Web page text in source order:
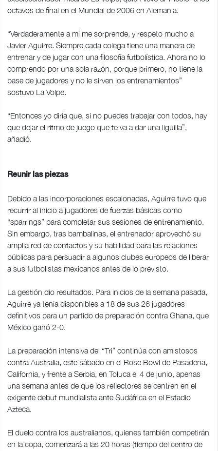
octavos de final en el Mundial de 2006 en Alemania.
“Verdaderamente a mí me sorprende, y respeto mucho a
Javier Aguirre. Siempre cada colega tiene una manera de
entrenar y de jugar con una filosofía futbolística. Ahora no lo
comprendo por una sola razón, porque primero, no tiene la
base de jugadores y no le sirven los entrenamientos”
sostuvo La Volpe.
“Entonces yo diría que, si no puedes trabajar con todos, hay
que dejar el ritmo de juego que te va a dar una liguilla”,
añadió.
Reunir las piezas
Debido a las incorporaciones escalonadas, Aguirre tuvo que
recurrir al inicio a jugadores de fuerzas básicas como
“sparrings” para completar sus sesiones de entrenamiento.
Sin embargo, tras bambalinas, el entrenador aprovechó su
amplia red de contactos y su habilidad para las relaciones
públicas para persuadir a algunos clubes europeos de liberar
a sus futbolistas mexicanos antes de lo previsto.
La gestión dio resultados. Para inicios de la semana pasada,
Aguirre ya tenía disponibles a 18 de sus 26 jugadores
definitivos para un partido de preparación contra Ghana, que
México ganó 2-0.
La preparación intensiva del “Tri” continúa con amistosos
contra Australia, este sábado en el Rose Bowl de Pasadena,
California, y frente a Serbia, en Toluca el 4 de junio, apenas
una semana antes de que los reflectores se centren en el
exigente debut mundialista ante Sudáfrica en el Estadio
Azteca.
El duelo contra los australianos, quienes también competirán
en la copa, comenzará a las 20 horas (tiempo del centro de